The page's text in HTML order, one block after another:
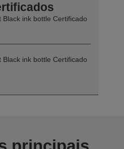
Black ink bottle Certificado
Black ink bottle Certificado